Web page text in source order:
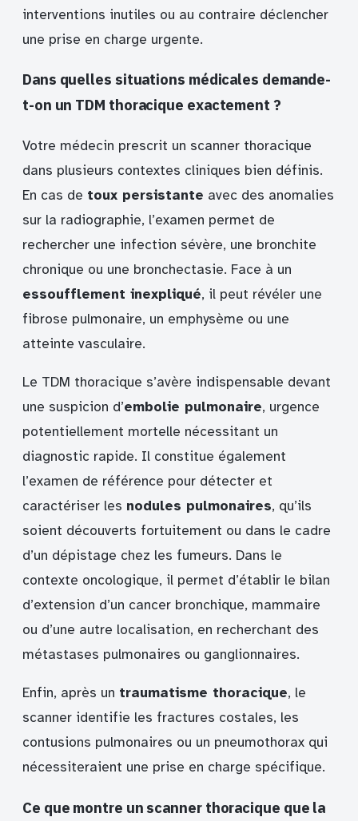
interventions inutiles ou au contraire déclencher
une prise en charge urgente.
Dans quelles situations médicales demande-
t-on un TDM thoracique exactement ?
Votre médecin prescrit un scanner thoracique
dans plusieurs contextes cliniques bien définis.
En cas de toux persistante avec des anomalies
sur la radiographie, l’examen permet de
rechercher une infection sévère, une bronchite
chronique ou une bronchectasie. Face à un
essoufflement inexpliqué, il peut révéler une
fibrose pulmonaire, un emphysème ou une
atteinte vasculaire.
Le TDM thoracique s’avère indispensable devant
une suspicion d’embolie pulmonaire, urgence
potentiellement mortelle nécessitant un
diagnostic rapide. Il constitue également
l’examen de référence pour détecter et
caractériser les nodules pulmonaires, qu’ils
soient découverts fortuitement ou dans le cadre
d’un dépistage chez les fumeurs. Dans le
contexte oncologique, il permet d’établir le bilan
d’extension d’un cancer bronchique, mammaire
ou d’une autre localisation, en recherchant des
métastases pulmonaires ou ganglionnaires.
Enfin, après un traumatisme thoracique, le
scanner identifie les fractures costales, les
contusions pulmonaires ou un pneumothorax qui
nécessiteraient une prise en charge spécifique.
Ce que montre un scanner thoracique que la